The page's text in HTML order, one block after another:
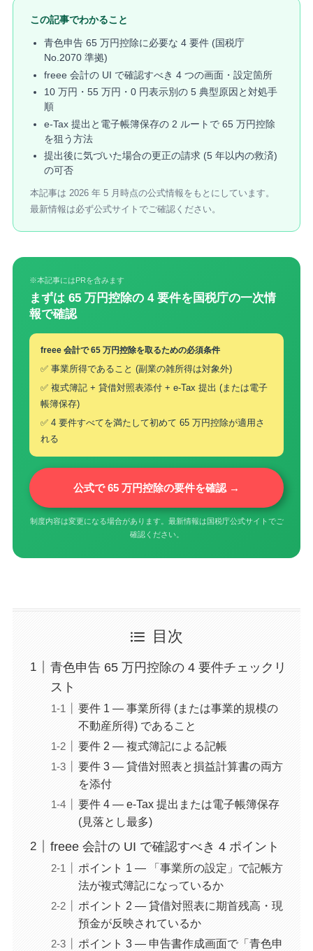
この記事でわかること
青色申告 65 万円控除に必要な 4 要件 (国税庁
No.2070 準拠)
freee 会計の UI で確認すべき 4 つの画面・設定箇所
10 万円・55 万円・0 円表示別の 5 典型原因と対処手
順
e-Tax 提出と電子帳簿保存の 2 ルートで 65 万円控除
を狙う方法
提出後に気づいた場合の更正の請求 (5 年以内の救済)
の可否
本記事は 2026 年 5 月時点の公式情報をもとにしています。
最新情報は必ず公式サイトでご確認ください。
※本記事にはPRを含みます
まずは 65 万円控除の 4 要件を国税庁の一次情
報で確認
freee 会計で 65 万円控除を取るための必須条件
✅ 事業所得であること (副業の雑所得は対象外)
✅ 複式簿記 + 貸借対照表添付 + e-Tax 提出 (または電子
帳簿保存)
✅ 4 要件すべてを満たして初めて 65 万円控除が適用さ
れる
公式で 65 万円控除の要件を確認 →
制度内容は変更になる場合があります。最新情報は国税庁公式サイトでご
確認ください。
目次
青色申告 65 万円控除の 4 要件チェックリ
スト
要件 1 — 事業所得 (または事業的規模の
不動産所得) であること
要件 2 — 複式簿記による記帳
要件 3 — 貸借対照表と損益計算書の両方
を添付
要件 4 — e-Tax 提出または電子帳簿保存
(見落とし最多)
freee 会計の UI で確認すべき 4 ポイント
ポイント 1 — 「事業所の設定」で記帳方
法が複式簿記になっているか
ポイント 2 — 貸借対照表に期首残高・現
預金が反映されているか
ポイント 3 — 申告書作成画面で「青色申